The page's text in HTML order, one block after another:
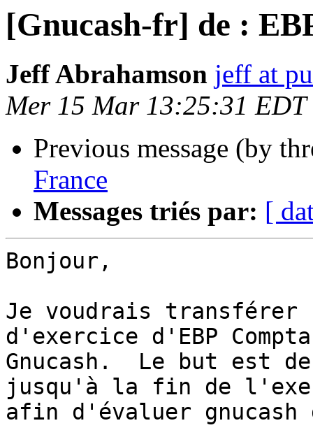
[Gnucash-fr] de :
Jeff Abrahamson jeff at
Mer 15 Mar 13:25:31 EDT
Previous message (by
France
Messages triés par: [
Bonjour,
Je voudrais transférer
d'exercice d'EBP
Gnucash.  Le but est
jusqu'à la fin de
afin d'évaluer gnucash